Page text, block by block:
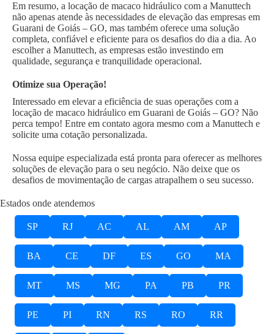
Em resumo, a locação de macaco hidráulico com a Manuttech
não apenas atende às necessidades de elevação das empresas em
Guarani de Goiás – GO, mas também oferece uma solução
completa, confiável e eficiente para os desafios do dia a dia. Ao
escolher a Manuttech, as empresas estão investindo em
qualidade, segurança e tranquilidade operacional.
Otimize sua Operação!
Interessado em elevar a eficiência de suas operações com a
locação de macaco hidráulico em Guarani de Goiás – GO? Não
perca tempo! Entre em contato agora mesmo com a Manuttech e
solicite uma cotação personalizada.
Nossa equipe especializada está pronta para oferecer as melhores
soluções de elevação para o seu negócio. Não deixe que os
desafios de movimentação de cargas atrapalhem o seu sucesso.
Estados onde atendemos
SP RJ AC AL AM AP
BA CE DF ES GO MA
MT MS MG PA PB PR
PE PI RN RS RO RR